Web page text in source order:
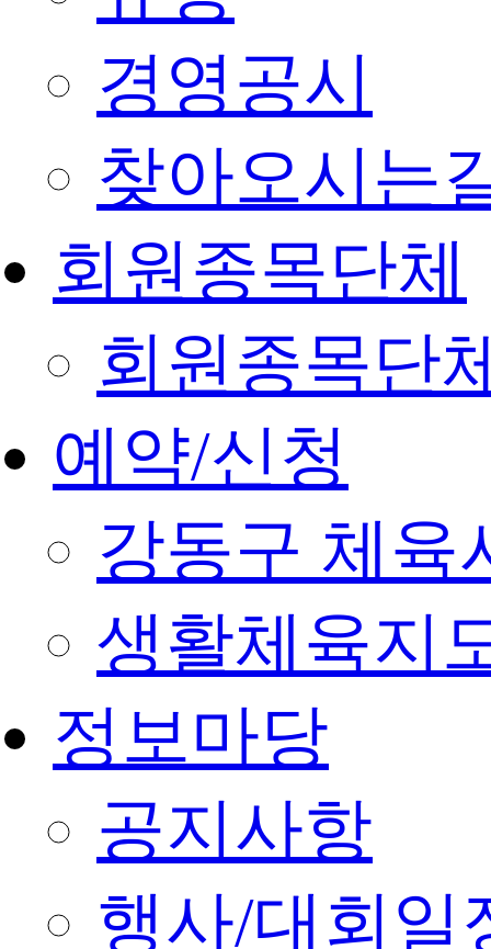
경영공시
찾아오시는
회원종목단체
회원종목단
예약/신청
강동구 체육
생활체육지
정보마당
공지사항
행사/대회일